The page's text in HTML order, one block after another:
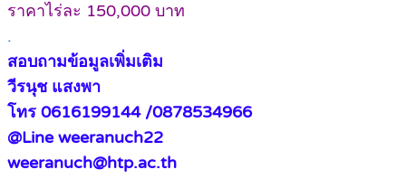
ราคาไร่ละ 150,000 บาท
.
สอบถามข้อมูลเพิ่มเติม
วีรนุช แสงพา
โทร 0616199144 /0878534966
@Line weeranuch22
weeranuch@htp.ac.th